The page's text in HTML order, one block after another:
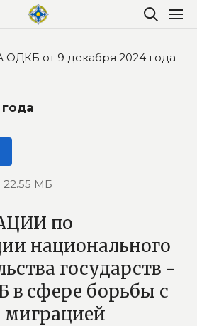
ОДКБ от 9 декабря 2024 года
22.55 МБ
по
национального
государств -
в сфере борьбы с
миграцией